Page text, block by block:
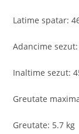
Latime spatar:
Adancime
Inaltime sezut:
Greutate
Greutate: 5.7 kg